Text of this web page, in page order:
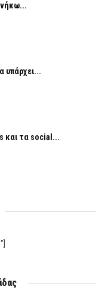
υπάρχει...
και τα social...